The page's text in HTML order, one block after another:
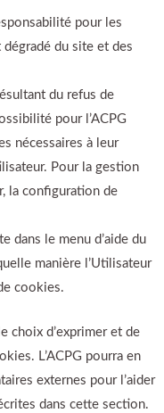
pour les
du site et des
du refus de
pour l’ACPG
nécessaires à leur
Pour la gestion
la configuration de
dans le menu d’aide du
manière l’Utilisateur
cookies.
choix d’exprimer et de
L’ACPG pourra en
externes pour l’aider
dans cette section.